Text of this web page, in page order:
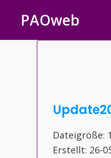
Hauptnavigation
springen
Inhalt
springen
Seitenspalte
springen
Fußzeile
springen
PAOweb
Dateigröße:
Erstellt: 26-